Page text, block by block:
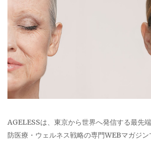
AGELESSは、東京から世界へ発信する最先
防医療・ウェルネス戦略の専門WEBマガジン